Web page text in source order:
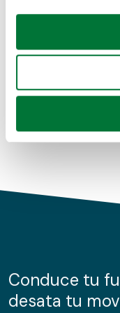
Si lo permite,
Recopilar
Identificar su
para buscar
Obtenga más
de cookies.
información sobre el
nuestros partners
Coches de
Coches de km0
Conduce tu
desata tu